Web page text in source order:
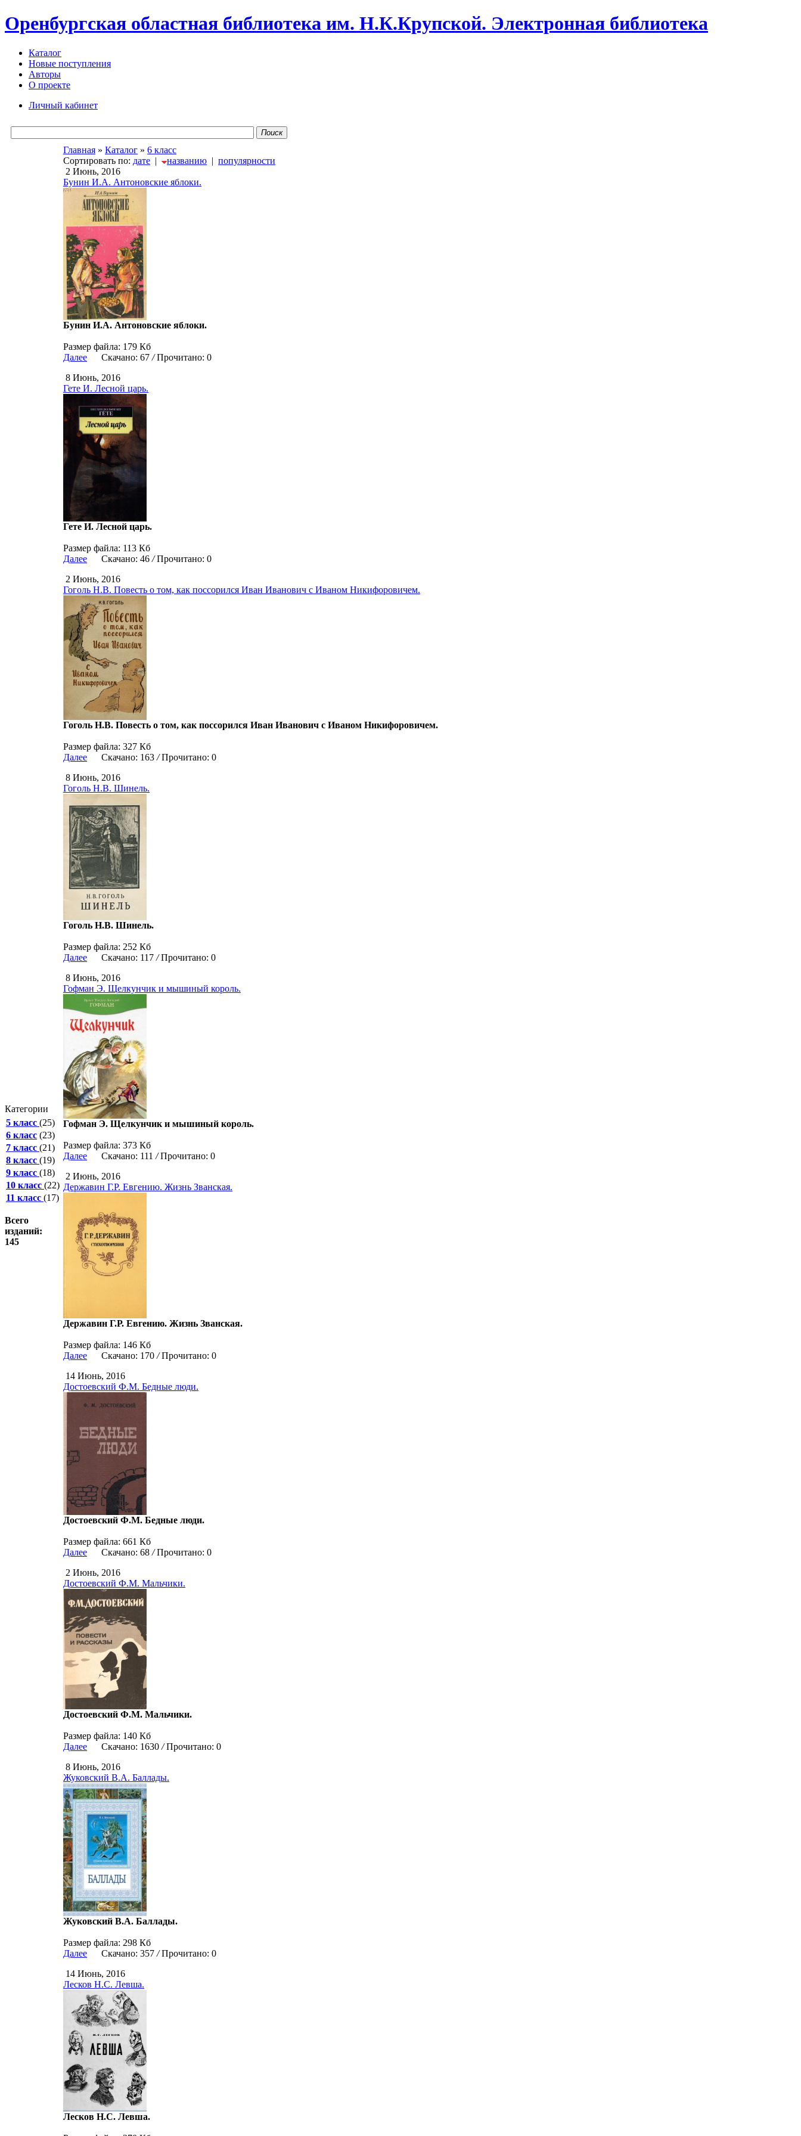
Оренбургская областная библиотека им. Н.К.Крупской. Электронная библиотека
Каталог
Новые поступления
Авторы
О проекте
Личный кабинет
Поиск
Категории
5 класс (25)
6 класс (23)
7 класс (21)
8 класс (19)
9 класс (18)
10 класс (22)
11 класс (17)
Всего
изданий:
145
Главная » Каталог » 6 класс
Сортировать по: дате | названию | популярности
2 Июнь, 2016
Бунин И.А. Антоновские яблоки.
Бунин И.А. Антоновские яблоки.
Размер файла: 179 Кб
Далее
Скачано: 67 /Прочитано: 0
8 Июнь, 2016
Гете И. Лесной царь.
Гете И. Лесной царь.
Размер файла: 113 Кб
Далее
Скачано: 46 /Прочитано: 0
2 Июнь, 2016
Гоголь Н.В. Повесть о том, как поссорился Иван Иванович с Иваном Никифоровичем.
Гоголь Н.В. Повесть о том, как поссорился Иван Иванович с Иваном Никифоровичем.
Размер файла: 327 Кб
Далее
Скачано: 163 /Прочитано: 0
8 Июнь, 2016
Гоголь Н.В. Шинель.
Гоголь Н.В. Шинель.
Размер файла: 252 Кб
Далее
Скачано: 117 /Прочитано: 0
8 Июнь, 2016
Гофман Э. Щелкунчик и мышиный король.
Гофман Э. Щелкунчик и мышиный король.
Размер файла: 373 Кб
Далее
Скачано: 111 /Прочитано: 0
2 Июнь, 2016
Державин Г.Р. Евгению. Жизнь Званская.
Державин Г.Р. Евгению. Жизнь Званская.
Размер файла: 146 Кб
Далее
Скачано: 170 /Прочитано: 0
14 Июнь, 2016
Достоевский Ф.М. Бедные люди.
Достоевский Ф.М. Бедные люди.
Размер файла: 661 Кб
Далее
Скачано: 68 /Прочитано: 0
2 Июнь, 2016
Достоевский Ф.М. Мальчики.
Достоевский Ф.М. Мальчики.
Размер файла: 140 Кб
Далее
Скачано: 1630 /Прочитано: 0
8 Июнь, 2016
Жуковский В.А. Баллады.
Жуковский В.А. Баллады.
Размер файла: 298 Кб
Далее
Скачано: 357 /Прочитано: 0
14 Июнь, 2016
Лесков Н.С. Левша.
Лесков Н.С. Левша.